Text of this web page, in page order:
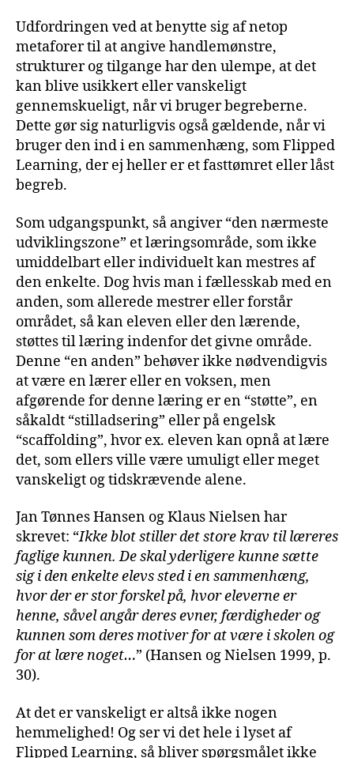
Udfordringen ved at benytte sig af netop
metaforer til at angive handlemønstre,
strukturer og tilgange har den ulempe, at det
kan blive usikkert eller vanskeligt
gennemskueligt, når vi bruger begreberne.
Dette gør sig naturligvis også gældende, når vi
bruger den ind i en sammenhæng, som Flipped
Learning, der ej heller er et fasttømret eller låst
begreb.
Som udgangspunkt, så angiver “den nærmeste
udviklingszone” et læringsområde, som ikke
umiddelbart eller individuelt kan mestres af
den enkelte. Dog hvis man i fællesskab med en
anden, som allerede mestrer eller forstår
området, så kan eleven eller den lærende,
støttes til læring indenfor det givne område.
Denne “en anden” behøver ikke nødvendigvis
at være en lærer eller en voksen, men
afgørende for denne læring er en “støtte”, en
såkaldt “stilladsering” eller på engelsk
“scaffolding”, hvor ex. eleven kan opnå at lære
det, som ellers ville være umuligt eller meget
vanskeligt og tidskrævende alene.
Jan Tønnes Hansen og Klaus Nielsen har
skrevet: “Ikke blot stiller det store krav til læreres
faglige kunnen. De skal yderligere kunne sætte
sig i den enkelte elevs sted i en sammenhæng,
hvor der er stor forskel på, hvor eleverne er
henne, såvel angår deres evner, færdigheder og
kunnen som deres motiver for at være i skolen og
for at lære noget…” (Hansen og Nielsen 1999, p.
30).
At det er vanskeligt er altså ikke nogen
hemmelighed! Og ser vi det hele i lyset af
Flipped Learning, så bliver spørgsmålet ikke